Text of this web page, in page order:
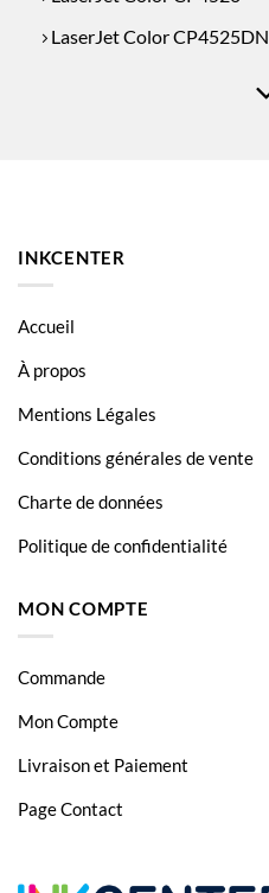
LaserJet Color CP4525DN
INKCENTER
Accueil
À propos
Mentions Légales
Conditions générales de vente
Charte de données
Politique de confidentialité
MON COMPTE
Commande
Mon Compte
Livraison et Paiement
Page Contact